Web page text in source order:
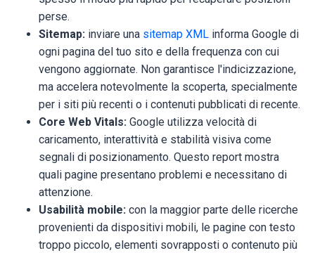
perse.
Sitemap: inviare una sitemap XML informa Google di
ogni pagina del tuo sito e della frequenza con cui
vengono aggiornate. Non garantisce l'indicizzazione,
ma accelera notevolmente la scoperta, specialmente
per i siti più recenti o i contenuti pubblicati di recente.
Core Web Vitals: Google utilizza velocità di
caricamento, interattività e stabilità visiva come
segnali di posizionamento. Questo report mostra
quali pagine presentano problemi e necessitano di
attenzione.
Usabilità mobile: con la maggior parte delle ricerche
provenienti da dispositivi mobili, le pagine con testo
troppo piccolo, elementi sovrapposti o contenuto più